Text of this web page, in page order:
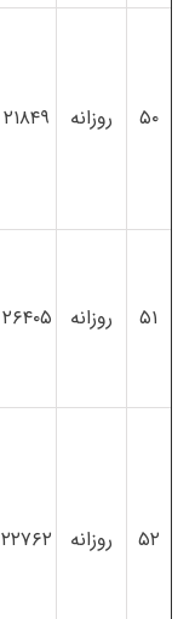
۵۰ روزانه ۲۱۸۴۹
۵۱ روزانه ۲۶۴۰۵
۵۲ روزانه ۲۲۷۶۲